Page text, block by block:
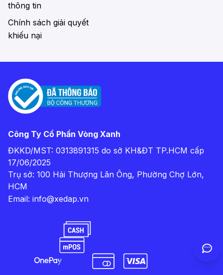
thông tin
Chính sách giải quyết
khiếu nại
Công Ty Cổ Phần Vòng Xanh
ĐKKD/MST: 0313891315 do sở KH&ĐT TP.HCM cấp
17/06/2025
Trụ sở: 100 Hải Thượng Lãn Ông, Phường Chợ Lớn,
HCM
Email: info@xedap.vn